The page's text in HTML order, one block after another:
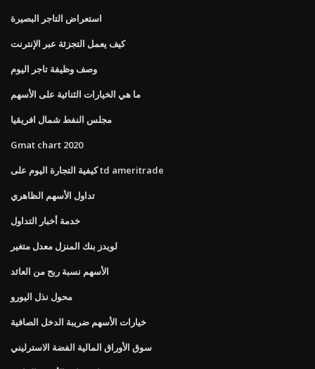
استعراض التاجر البصيرة
كيف يعمل التجزئة عبر الإنترنت
وصف وظيفة تاجر اليوم
ما هي الخيارات الثنائية على الأسهم
مجلس النفط شمال افريقيا
Gmat ​​chart 2020
كيفية التجارة اليوم على td ameritrade
تداول الأسهم الظاهري
خدمة أخبار التداول
لويدز بنك المنزل معدل متغير
الأسهم نسبة ربح من العائد
محول نذل اليورو
خيارات الأسهم ضريبة الدخل الصافية
سوق الأوراق المالية الفضة الاسترليني